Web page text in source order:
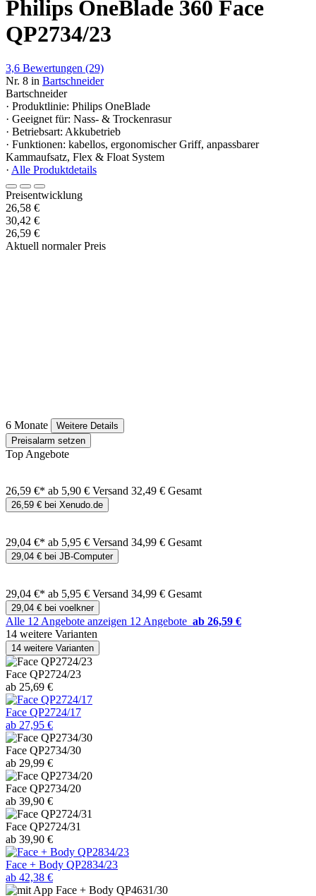
Philips OneBlade 360 Face
QP2734/23
3,6 Bewertungen (29)
Nr. 8 in Bartschneider
Bartschneider
· Produktlinie: Philips OneBlade
· Geeignet für: Nass- & Trockenrasur
· Betriebsart: Akkubetrieb
· Funktionen: kabellos, ergonomischer Griff, anpassbarer
Kammaufsatz, Flex & Float System
· Alle Produktdetails
Preisentwicklung
26,58 €
30,42 €
26,59 €
Aktuell normaler Preis
6 Monate
Weitere Details
Preisalarm setzen
Top Angebote
26,59 €* ab 5,90 € Versand 32,49 € Gesamt
26,59 € bei Xenudo.de
29,04 €* ab 5,95 € Versand 34,99 € Gesamt
29,04 € bei JB-Computer
29,04 €* ab 5,95 € Versand 34,99 € Gesamt
29,04 € bei voelkner
Alle 12 Angebote anzeigen 12 Angebote ab 26,59 €
14 weitere Varianten
14 weitere Varianten
Face QP2724/23
ab 25,69 €
Face QP2724/17
ab 27,95 €
Face QP2734/30
ab 29,99 €
Face QP2734/20
ab 39,90 €
Face QP2724/31
ab 39,90 €
Face + Body QP2834/23
ab 42,38 €